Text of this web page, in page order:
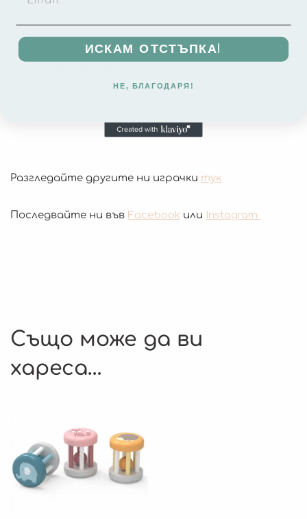
Разгледайте другите ни играчки тук
Последвайте ни във Facebook или Instagram
Също може да ви
хареса…
ИСКАМ ОТСТЪПКА!
НЕ, БЛАГОДАРЯ!